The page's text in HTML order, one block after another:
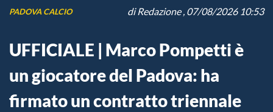
PADOVA CALCIO diRedazione, 07/08/2026 10:53
UFFICIALE | Marco Pompetti è
un giocatore del Padova: ha
firmato un contratto triennale